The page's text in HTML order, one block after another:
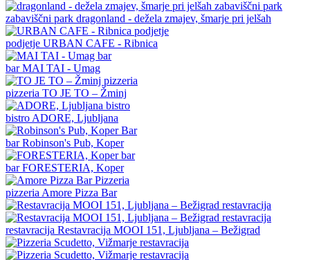
zabaviščni park dragonland - dežela zmajev, šmarje pri jelšah
podjetje URBAN CAFE - Ribnica
barMAI TAI - Umag
pizzeria TO JE TO – Žminj
bistro ADORE, Ljubljana
barRobinson's Pub, Koper
barFORESTERIA, Koper
pizzeria Amore Pizza Bar
restavracija Restavracija MOOI 151, Ljubljana – Bežigrad